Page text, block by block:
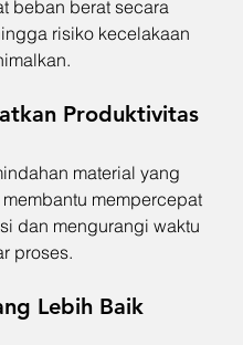
beban berat secara
risiko kecelakaan
Produktivitas
material yang
mempercepat
dan mengurangi waktu
proses.
Lebih Baik